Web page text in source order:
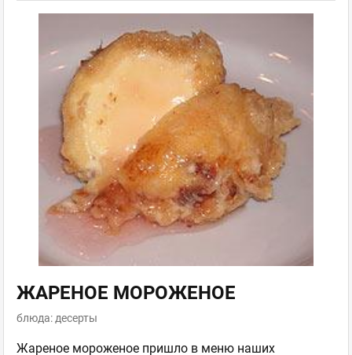
ЖАРЕНОЕ МОРОЖЕНОЕ
блюда: десерты
Жареное мороженое пришло в меню наших